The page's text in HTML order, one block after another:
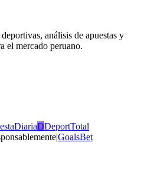
análisis de apuestas y
el mercado peruano.
DDeportTotal
|GoalsBet